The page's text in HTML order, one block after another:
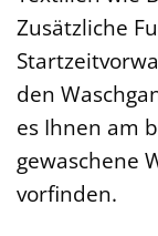
Zusätzliche
den
es Ihnen am
gewaschene
vorfinden.